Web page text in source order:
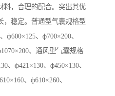
料，合理的配合。突出其优
，稳定。普通型气囊规格型
ф600×125、ф700×200、
、通风型气囊规格
、ф421×130、ф450×130、
、ф610×260、